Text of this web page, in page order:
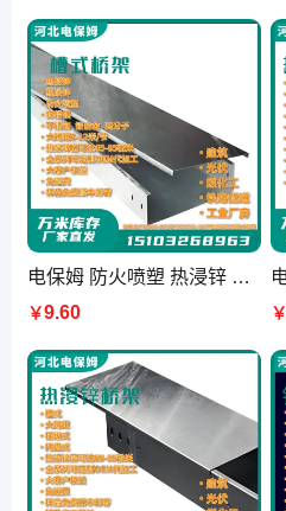
电保姆 防火喷塑 热浸锌 热镀锌 铝合金 锌铝镁 托盘式桥架 散热性强
￥9.60 ￥